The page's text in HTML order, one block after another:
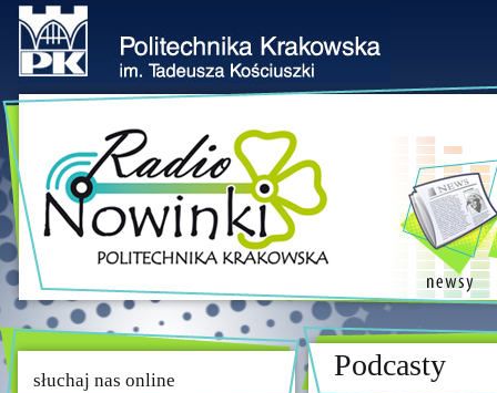
słuchaj nas online Podcasty